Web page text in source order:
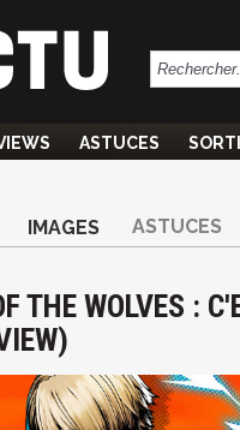
ASTUCES
IMAGES ASTUCES
THE WOLVES :